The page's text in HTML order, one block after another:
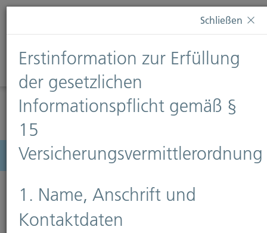
Diese Webseite verwendet Cookies. Wenn Sie weiterhin
Informationen finden Sie auf unserer SeiteDatenschutz
Diese Nachricht nicht erneut anzeigen
Menü
Schließen
Erstinformation zur Erfüllung
der gesetzlichen
Informationspflicht gemäß §
15
Versicherungsvermittlerordnung
1. Name, Anschrift und
Kontaktdaten